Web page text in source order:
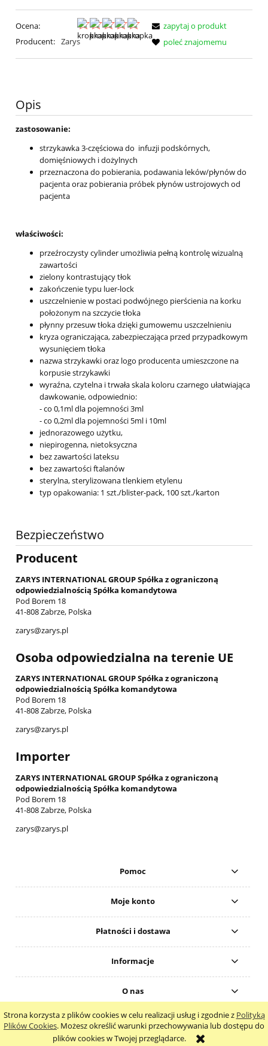
Strona korzysta z plików cookies w celu realizacji usług i zgodnie z Polityką
Plików Cookies. Możesz określić warunki przechowywania lub dostępu do
plików cookies w Twojej przeglądarce.
Ocena:
Producent: Zarys
zapytaj o produkt
poleć znajomemu
Opis
zastosowanie:
strzykawka 3-częściowa do infuzji podskórnych,
domięśniowych i dożylnych
przeznaczona do pobierania, podawania leków/płynów do
pacjenta oraz pobierania próbek płynów ustrojowych od
pacjenta
właściwości:
przeźroczysty cylinder umożliwia pełną kontrolę wizualną
zawartości
zielony kontrastujący tłok
zakończenie typu luer-lock
uszczelnienie w postaci podwójnego pierścienia na korku
położonym na szczycie tłoka
płynny przesuw tłoka dzięki gumowemu uszczelnieniu
kryza ograniczająca, zabezpieczająca przed przypadkowym
wysunięciem tłoka
nazwa strzykawki oraz logo producenta umieszczone na
korpusie strzykawki
wyraźna, czytelna i trwała skala koloru czarnego ułatwiająca
dawkowanie, odpowiednio:
- co 0,1ml dla pojemności 3ml
- co 0,2ml dla pojemności 5ml i 10ml
jednorazowego użytku,
niepirogenna, nietoksyczna
bez zawartości lateksu
bez zawartości ftalanów
sterylna, sterylizowana tlenkiem etylenu
typ opakowania: 1 szt./blister-pack, 100 szt./karton
Bezpieczeństwo
Producent
ZARYS INTERNATIONAL GROUP Spółka z ograniczoną
odpowiedzialnością Spółka komandytowa
Pod Borem 18
41-808 Zabrze, Polska
zarys@zarys.pl
Osoba odpowiedzialna na terenie UE
ZARYS INTERNATIONAL GROUP Spółka z ograniczoną
odpowiedzialnością Spółka komandytowa
Pod Borem 18
41-808 Zabrze, Polska
zarys@zarys.pl
Importer
ZARYS INTERNATIONAL GROUP Spółka z ograniczoną
odpowiedzialnością Spółka komandytowa
Pod Borem 18
41-808 Zabrze, Polska
zarys@zarys.pl
Pomoc
Moje konto
Płatności i dostawa
Informacje
O nas
pokaż pełną wersję strony
Sklep internetowy Shoper.pl